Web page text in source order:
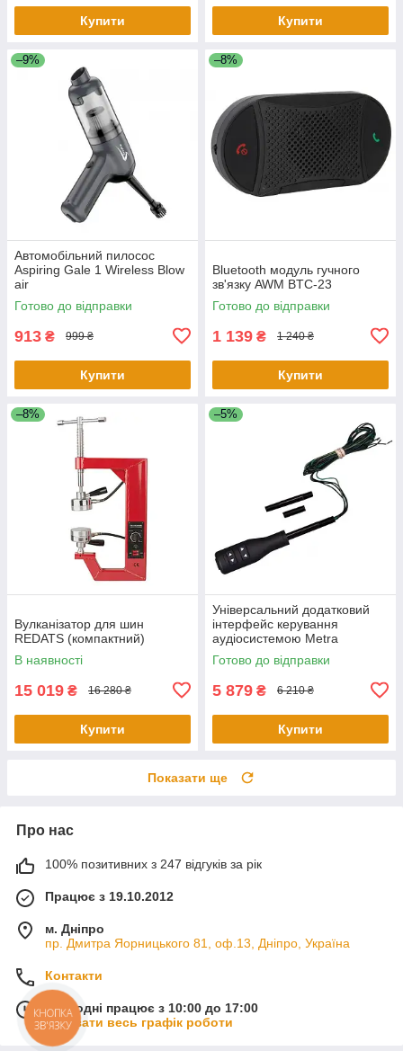
Купити Купити
–9%
Автомобільний пилосос
Aspiring Gale 1 Wireless Blow
air
Готово до відправки
913 ₴ 999 ₴
Купити
–8%
Bluetooth модуль гучного
зв'язку AWM BTC-23
Готово до відправки
1 139 ₴ 1 240 ₴
Купити
–8%
Вулканізатор для шин
REDATS (компактний)
В наявності
15 019 ₴ 16 280 ₴
Купити
–5%
Універсальний додатковий
інтерфейс керування
аудіосистемою Metra
ASWCSTALK
Готово до відправки
5 879 ₴ 6 210 ₴
Купити
Показати ще
Про нас
100% позитивних з 247 відгуків за рік
Працює з 19.10.2012
м. Дніпро
пр. Дмитра Яорницького 81, оф.13, Дніпро, Україна
Контакти
Сьогодні працює з 10:00 до 17:00
Показати весь графік роботи
КНОПКА
ЗВ'ЯЗКУ